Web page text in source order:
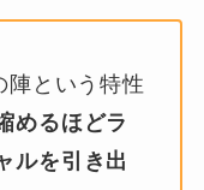
陣という特性
めるほどラ
ルを引き出